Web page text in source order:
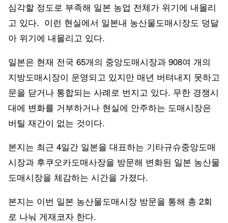
심각할 정도로 부족해 일본 농업 전체가 위기에 내몰리
고 있다. 이런 현실에서 일본내 농산물도매시장도 덩달
아 위기에 내몰리고 있다.
일본은 현재 전국 65개의 중앙도매시장과 908여 개의
지방도매시장이 운영되고 있지만 매년 버텨내지 못하고
문을 닫거나 통합되는 사례로 번지고 있다. 무한 경쟁시
대에 변화를 거부하거나 현실에 안주하는 도매시장은
버틸 재간이 없는 것이다.
본지는 최근 4일간 일본을 대표하는 기타규슈중앙도매
시장과 후쿠오카도매사장을 방문해 변화된 일본 농산물
도매시장을 체감하는 시간을 가졌다.
본지는 이번 일본 농산물도매시장 방문을 통해 총 2회
로 나눠 게재코자 한다.